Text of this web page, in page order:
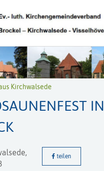
Kirchwalsede
IN
teilen